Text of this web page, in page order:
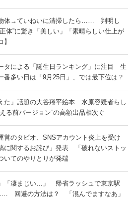
体→ていねいに清掃したら…… 判明し
体”に驚き「美しい」「素晴らしい仕上が
タによる「誕生日ランキング」に注目 生
番多い日は「9月25日」、では最下位は？
た」話題の大谷翔平絵本 水原容疑者らし
る前バージョン”の高額出品相次ぐ
営のタビオ、SNSアカウント炎上を受け
に関するお詫び」発表 「破れないストッ
いてのやりとりが発端
「凄まじい…」 帰省ラッシュで東京駅
回避の方法は？ 「混んでますなあ」